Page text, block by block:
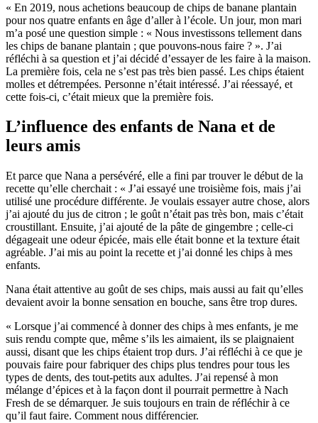
« En 2019, nous achetions beaucoup de chips de banane plantain
pour nos quatre enfants en âge d’aller à l’école. Un jour, mon mari
m’a posé une question simple : « Nous investissons tellement dans
les chips de banane plantain ; que pouvons-nous faire ? ». J’ai
réfléchi à sa question et j’ai décidé d’essayer de les faire à la maison.
La première fois, cela ne s’est pas très bien passé. Les chips étaient
molles et détrempées. Personne n’était intéressé. J’ai réessayé, et
cette fois-ci, c’était mieux que la première fois.
L’influence des enfants de Nana et de
leurs amis
Et parce que Nana a persévéré, elle a fini par trouver le début de la
recette qu’elle cherchait : « J’ai essayé une troisième fois, mais j’ai
utilisé une procédure différente. Je voulais essayer autre chose, alors
j’ai ajouté du jus de citron ; le goût n’était pas très bon, mais c’était
croustillant. Ensuite, j’ai ajouté de la pâte de gingembre ; celle-ci
dégageait une odeur épicée, mais elle était bonne et la texture était
agréable. J’ai mis au point la recette et j’ai donné les chips à mes
enfants.
Nana était attentive au goût de ses chips, mais aussi au fait qu’elles
devaient avoir la bonne sensation en bouche, sans être trop dures.
« Lorsque j’ai commencé à donner des chips à mes enfants, je me
suis rendu compte que, même s’ils les aimaient, ils se plaignaient
aussi, disant que les chips étaient trop durs. J’ai réfléchi à ce que je
pouvais faire pour fabriquer des chips plus tendres pour tous les
types de dents, des tout-petits aux adultes. J’ai repensé à mon
mélange d’épices et à la façon dont il pourrait permettre à Nach
Fresh de se démarquer. Je suis toujours en train de réfléchir à ce
qu’il faut faire. Comment nous différencier.